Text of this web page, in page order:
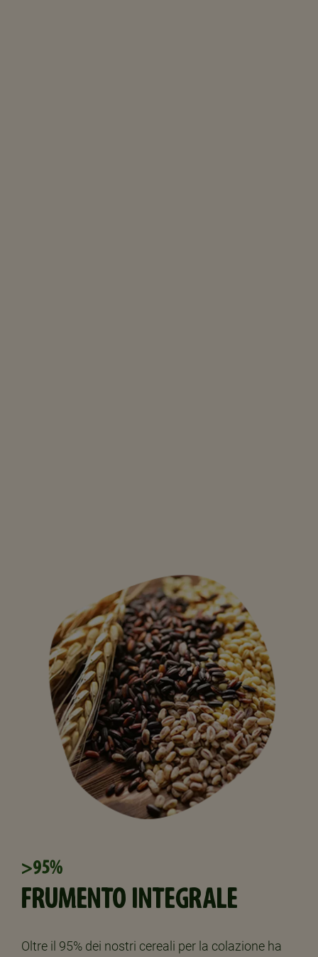
>95%
FRUMENTO INTEGRALE
Oltre il 95% dei nostri cereali per la colazione ha